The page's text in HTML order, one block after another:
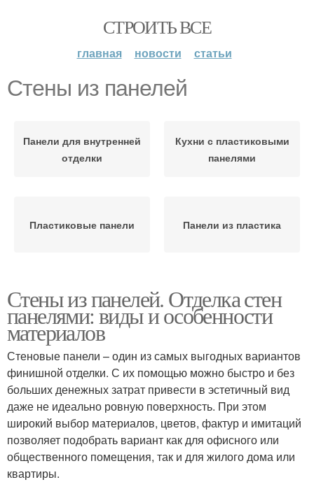
СТРОИТЬ ВСЕ
главная новости статьи
Стены из панелей
Панели для внутренней
отделки
Кухни с пластиковыми
панелями
Пластиковые панели Панели из пластика
Стены из панелей. Отделка стен
панелями: виды и особенности
материалов
Стеновые панели – один из самых выгодных вариантов
финишной отделки. С их помощью можно быстро и без
больших денежных затрат привести в эстетичный вид
даже не идеально ровную поверхность. При этом
широкий выбор материалов, цветов, фактур и имитаций
позволяет подобрать вариант как для офисного или
общественного помещения, так и для жилого дома или
квартиры.